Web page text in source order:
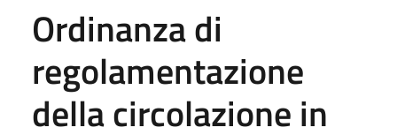
Ordinanza di
regolamentazione
della circolazione in